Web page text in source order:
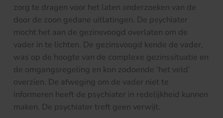
zorg te dragen voor het laten onderzoeken van de
door de zoon gedane uitlatingen. De psychiater
mocht het aan de gezinsvoogd overlaten om de
vader in te lichten. De gezinsvoogd kende de vader,
was op de hoogte van de complexe gezinssituatie en
de omgangsregeling en kon zodoende ‘het veld’
overzien. De afweging om de vader niet te
informeren heeft de psychiater in redelijkheid kunnen
maken. De psychiater treft geen verwijt.